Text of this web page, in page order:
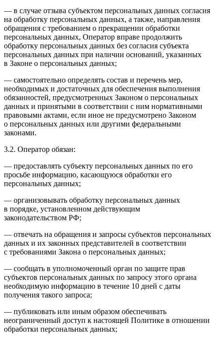
— в случае отзыва субъектом персональных данных согласия
на обработку персональных данных, а также, направления
обращения с требованием о прекращении обработки
персональных данных, Оператор вправе продолжить
обработку персональных данных без согласия субъекта
персональных данных при наличии оснований, указанных
в Законе о персональных данных;
— самостоятельно определять состав и перечень мер,
необходимых и достаточных для обеспечения выполнения
обязанностей, предусмотренных Законом о персональных
данных и принятыми в соответствии с ним нормативными
правовыми актами, если иное не предусмотрено Законом
о персональных данных или другими федеральными
законами.
3.2. Оператор обязан:
— предоставлять субъекту персональных данных по его
просьбе информацию, касающуюся обработки его
персональных данных;
— организовывать обработку персональных данных
в порядке, установленном действующим
законодательством РФ;
— отвечать на обращения и запросы субъектов персональных
данных и их законных представителей в соответствии
с требованиями Закона о персональных данных;
— сообщать в уполномоченный орган по защите прав
субъектов персональных данных по запросу этого органа
необходимую информацию в течение 10 дней с даты
получения такого запроса;
— публиковать или иным образом обеспечивать
неограниченный доступ к настоящей Политике в отношении
обработки персональных данных;